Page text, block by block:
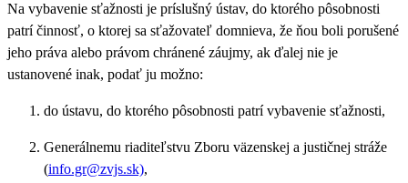
Na vybavenie sťažnosti je príslušný ústav, do ktorého pôsobnosti
patrí činnosť, o ktorej sa sťažovateľ domnieva, že ňou boli porušené
jeho práva alebo právom chránené záujmy, ak ďalej nie je
ustanovené inak, podať ju možno:
do ústavu, do ktorého pôsobnosti patrí vybavenie sťažnosti,
Generálnemu riaditeľstvu Zboru väzenskej a justičnej stráže
(info.gr@zvjs.sk),